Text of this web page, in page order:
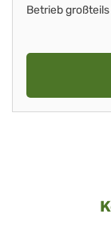
Betrieb